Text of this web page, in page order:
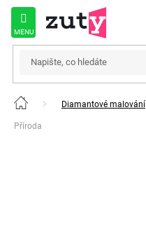
Přejít
obsah
Domů Diamantové malování
Příroda